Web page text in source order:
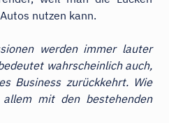
nutzen kann.
werden immer lauter
wahrscheinlich auch,
Business zurückkehrt. Wie
mit den bestehenden